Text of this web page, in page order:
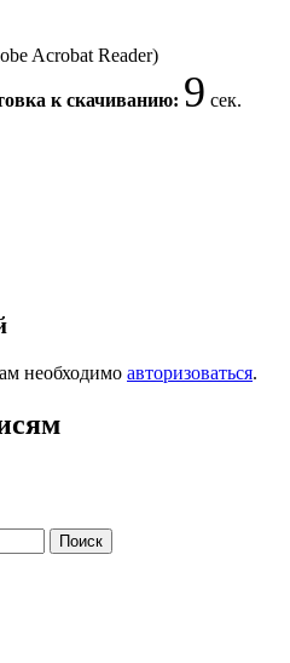
Acrobat Reader)
к скачиванию: 9 сек.
необходимо авторизоваться.